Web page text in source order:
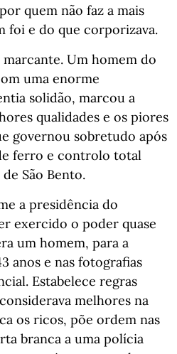
quem não faz a mais
foi e do que corporizava.
Um homem do
uma enorme
solidão, marcou a
qualidades e os piores
governou sobretudo após
ferro e controlo total
São Bento.
a presidência do
exercido o poder quase
um homem, para a
anos e nas fotografias
Estabelece regras
melhores na
os ricos, põe ordem nas
branca a uma polícia